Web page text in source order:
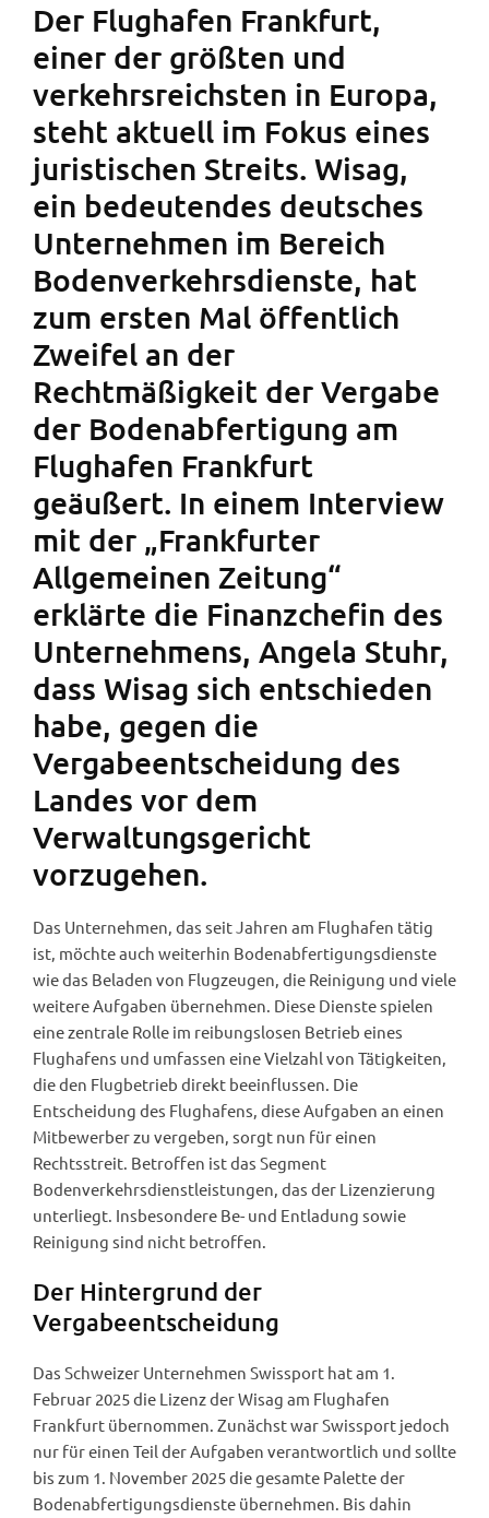
Der Flughafen Frankfurt,
einer der größten und
verkehrsreichsten in Europa,
steht aktuell im Fokus eines
juristischen Streits. Wisag,
ein bedeutendes deutsches
Unternehmen im Bereich
Bodenverkehrsdienste, hat
zum ersten Mal öffentlich
Zweifel an der
Rechtmäßigkeit der Vergabe
der Bodenabfertigung am
Flughafen Frankfurt
geäußert. In einem Interview
mit der „Frankfurter
Allgemeinen Zeitung“
erklärte die Finanzchefin des
Unternehmens, Angela Stuhr,
dass Wisag sich entschieden
habe, gegen die
Vergabeentscheidung des
Landes vor dem
Verwaltungsgericht
vorzugehen.
Das Unternehmen, das seit Jahren am Flughafen tätig
ist, möchte auch weiterhin Bodenabfertigungsdienste
wie das Beladen von Flugzeugen, die Reinigung und viele
weitere Aufgaben übernehmen. Diese Dienste spielen
eine zentrale Rolle im reibungslosen Betrieb eines
Flughafens und umfassen eine Vielzahl von Tätigkeiten,
die den Flugbetrieb direkt beeinflussen. Die
Entscheidung des Flughafens, diese Aufgaben an einen
Mitbewerber zu vergeben, sorgt nun für einen
Rechtsstreit. Betroffen ist das Segment
Bodenverkehrsdienstleistungen, das der Lizenzierung
unterliegt. Insbesondere Be- und Entladung sowie
Reinigung sind nicht betroffen.
Der Hintergrund der
Vergabeentscheidung
Das Schweizer Unternehmen Swissport hat am 1.
Februar 2025 die Lizenz der Wisag am Flughafen
Frankfurt übernommen. Zunächst war Swissport jedoch
nur für einen Teil der Aufgaben verantwortlich und sollte
bis zum 1. November 2025 die gesamte Palette der
Bodenabfertigungsdienste übernehmen. Bis dahin